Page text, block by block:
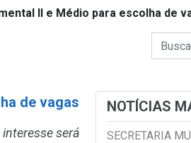
II e Médio para escolha de
de vagas
será
NOTÍCIAS
SECRETARIA